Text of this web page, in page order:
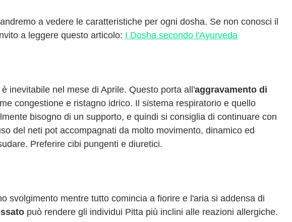
a vedere le caratteristiche per ogni dosha. Se non conosci il
a leggere questo articolo: I Dosha secondo l'Ayurveda
inevitabile nel mese di Aprile. Questo porta all'aggravamento di
congestione e ristagno idrico. Il sistema respiratorio e quello
bisogno di un supporto, e quindi si consiglia di continuare con
del neti pot accompagnati da molto movimento, dinamico ed
Preferire cibi pungenti e diuretici.
svolgimento mentre tutto comincia a fiorire e l'aria si addensa di
può rendere gli individui Pitta più inclini alle reazioni allergiche.